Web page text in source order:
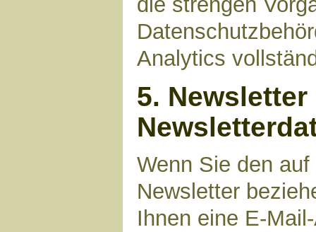
Analytics
5. Newsletter
Wenn Sie den
Newsletter
Ihnen eine E-